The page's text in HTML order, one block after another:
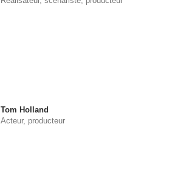
Tom Holland
Acteur, producteur